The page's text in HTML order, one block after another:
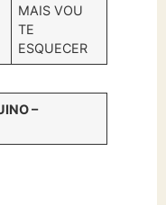
MAIS VOU
TE
ESQUECER
–